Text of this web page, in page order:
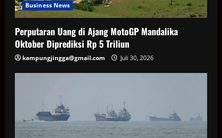
Business News
Perputaran Uang di Ajang MotoGP Mandalika
Oktober Diprediksi Rp 5 Triliun
kampungjingga@gmail.com Juli 30, 2026